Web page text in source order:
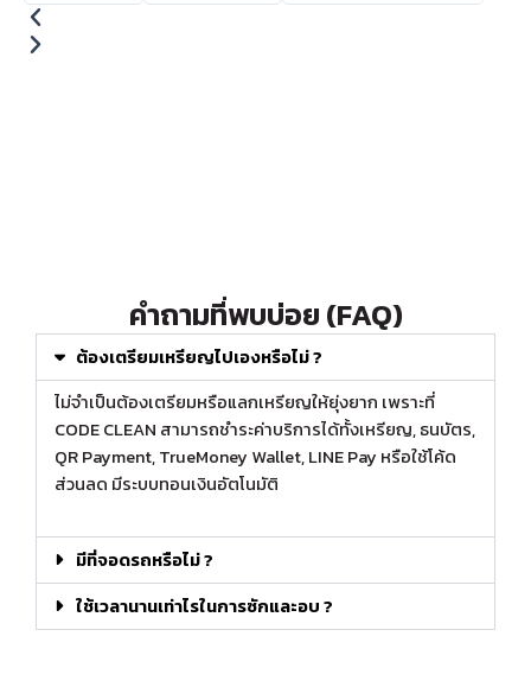
คำถามที่พบบ่อย (FAQ)
ต้องเตรียมเหรียญไปเองหรือไม่ ?
ไม่จำเป็นต้องเตรียมหรือแลกเหรียญให้ยุ่งยาก เพราะที่
CODE CLEAN สามารถชำระค่าบริการได้ทั้งเหรียญ, ธนบัตร,
QR Payment, TrueMoney Wallet, LINE Pay หรือใช้โค้ด
ส่วนลด มีระบบทอนเงินอัตโนมัติ
มีที่จอดรถหรือไม่ ?
ใช้เวลานานเท่าไรในการซักและอบ ?